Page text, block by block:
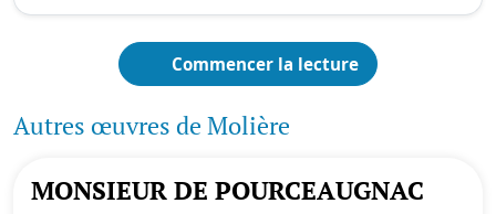
Commencer la lecture
Autres œuvres de Molière
MONSIEUR DE POURCEAUGNAC